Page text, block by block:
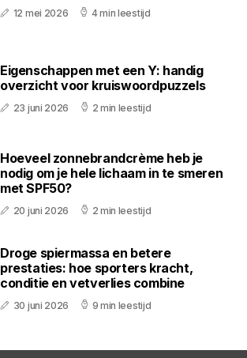
12 mei 2026 4 min leestijd
Eigenschappen met een Y: handig
overzicht voor kruiswoordpuzzels
23 juni 2026 2 min leestijd
Hoeveel zonnebrandcrème heb je
nodig om je hele lichaam in te smeren
met SPF50?
20 juni 2026 2 min leestijd
Droge spiermassa en betere
prestaties: hoe sporters kracht,
conditie en vetverlies combine
30 juni 2026 9 min leestijd